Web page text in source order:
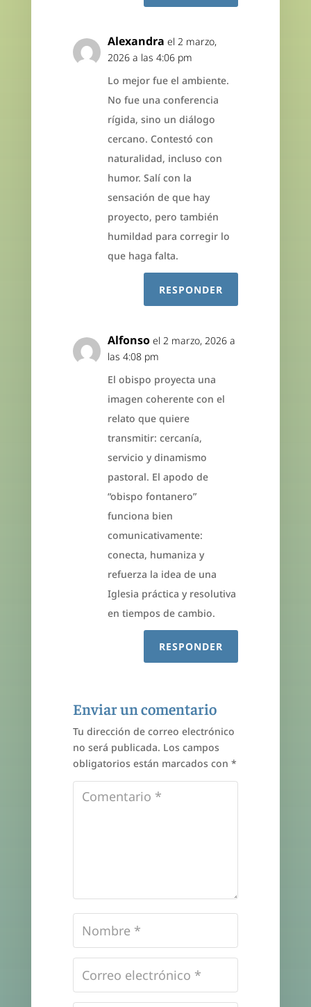
Alexandra el 2 marzo,
2026 a las 4:06 pm
Lo mejor fue el ambiente.
No fue una conferencia
rígida, sino un diálogo
cercano. Contestó con
naturalidad, incluso con
humor. Salí con la
sensación de que hay
proyecto, pero también
humildad para corregir lo
que haga falta.
RESPONDER
Alfonso el 2 marzo, 2026 a
las 4:08 pm
El obispo proyecta una
imagen coherente con el
relato que quiere
transmitir: cercanía,
servicio y dinamismo
pastoral. El apodo de
“obispo fontanero”
funciona bien
comunicativamente:
conecta, humaniza y
refuerza la idea de una
Iglesia práctica y resolutiva
en tiempos de cambio.
RESPONDER
Enviar un comentario
Tu dirección de correo electrónico
no será publicada. Los campos
obligatorios están marcados con *